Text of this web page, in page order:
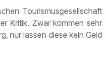
Tourismusgesellschaft
Kritik. Zwar kommen sehr
nur lassen diese kein Geld